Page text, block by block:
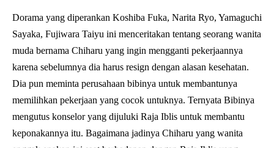
Dorama yang diperankan Koshiba Fuka, Narita Ryo, Yamaguchi
Sayaka, Fujiwara Taiyu ini menceritakan tentang seorang wanita
muda bernama Chiharu yang ingin mengganti pekerjaannya
karena sebelumnya dia harus resign dengan alasan kesehatan.
Dia pun meminta perusahaan bibinya untuk membantunya
memilihkan pekerjaan yang cocok untuknya. Ternyata Bibinya
mengutus konselor yang dijuluki Raja Iblis untuk membantu
keponakannya itu. Bagaimana jadinya Chiharu yang wanita